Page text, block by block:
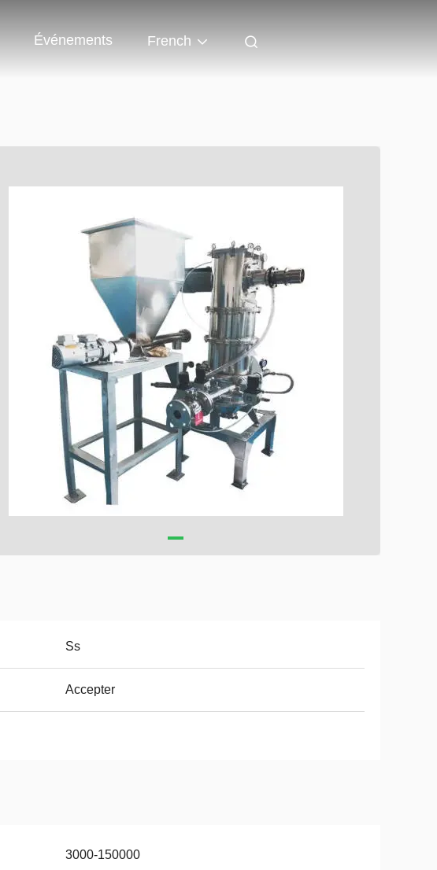
Événements French
Ss
Accepter
3000-150000